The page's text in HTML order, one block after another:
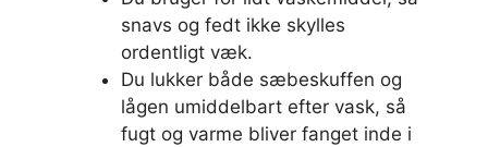
snavs og fedt ikke skylles
ordentligt væk.
Du lukker både sæbeskuffen og
lågen umiddelbart efter vask, så
fugt og varme bliver fanget inde i